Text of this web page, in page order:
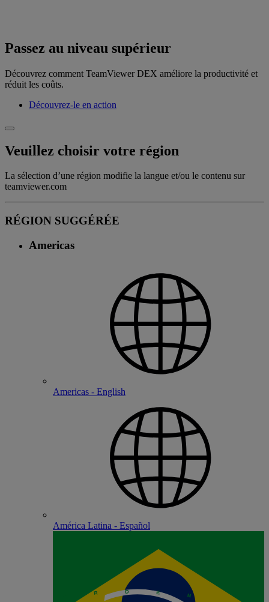
Passez au niveau supérieur
Découvrez comment TeamViewer DEX améliore la productivité et
réduit les coûts.
Découvrez-le en action
Veuillez choisir votre région
La sélection d’une région modifie la langue et/ou le contenu sur
teamviewer.com
RÉGION SUGGÉRÉE
Americas
Americas - English
América Latina - Español